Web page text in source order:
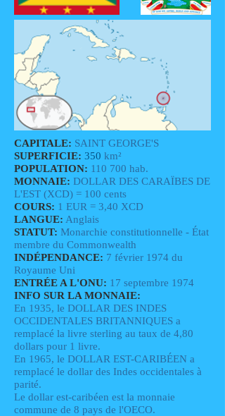
CAPITALE: SAINT GEORGE'S
SUPERFICIE: 350 km²
POPULATION: 110 700 hab.
MONNAIE: DOLLAR DES CARAÏBES DE
L'EST (XCD) = 100 cents
COURS: 1 EUR = 3,40 XCD
LANGUE: Anglais
STATUT: Monarchie constitutionnelle - État
membre du Commonwealth
INDÉPENDANCE: 7 février 1974 du
Royaume Uni
ENTRÉE A L'ONU: 17 septembre 1974
INFO SUR LA MONNAIE:
En 1935, le DOLLAR DES INDES
OCCIDENTALES BRITANNIQUES a
remplacé la livre sterling au taux de 4,80
dollars pour 1 livre.
En 1965, le DOLLAR EST-CARIBÉEN a
remplacé le dollar des Indes occidentales à
parité.
Le dollar est-caribéen est la monnaie
commune de 8 pays de l'OECO.